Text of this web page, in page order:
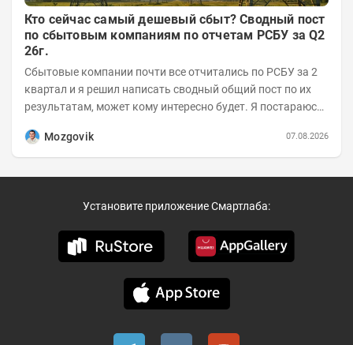
Кто сейчас самый дешевый сбыт? Сводный пост
по сбытовым компаниям по отчетам РСБУ за Q2
26г.
Сбытовые компании почти все отчитались по РСБУ за 2
квартал и я решил написать сводный общий пост по их
результатам, может кому интересно будет. Я постараюсь
Mozgovik
07.08.2026
Установите приложение Смартлаба: